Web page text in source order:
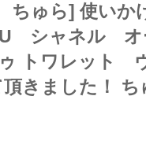
ゅら] 使いか
シャネル オ
トワレット
きました！